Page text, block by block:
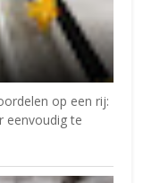
op een rij:
eenvoudig te